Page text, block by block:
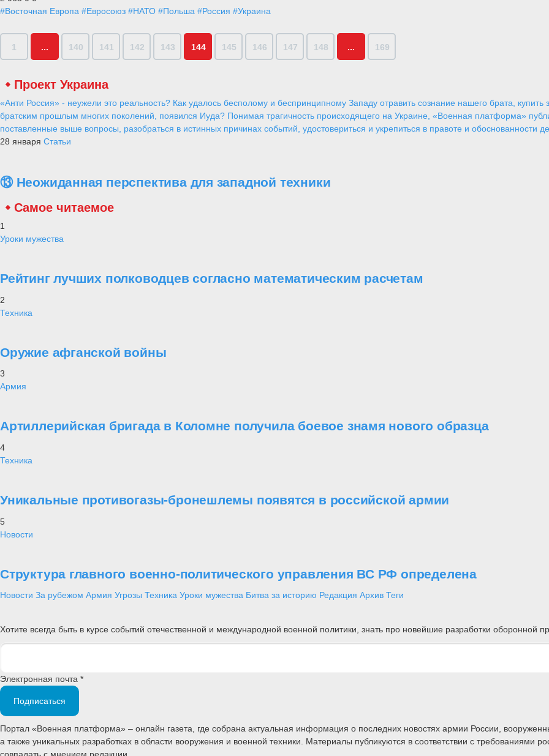
#Восточная Европа #Евросоюз #НАТО #Польша #Россия #Украина
1 ... 140 141 142 143 144 145 146 147 148 ... 169
Проект Украина
«Анти Россия» - неужели это реальность? Как удалось бесполому и беспринципному Западу отравить сознание нашего брата,
братским прошлым многих поколений, появился Иуда? Понимая трагичность происходящего на Украине, «Военная платформа»
поставленные выше вопросы, разобраться в истинных причинах событий, удостовериться и укрепиться в правоте и обоснованности
28 января Статьи
⑬ Неожиданная перспектива для западной техники
Самое читаемое
1
Уроки мужества
Рейтинг лучших полководцев согласно математическим расчетам
2
Техника
Оружие афганской войны
3
Армия
Артиллерийская бригада в Коломне получила боевое знамя нового образца
4
Техника
Уникальные противогазы-бронешлемы появятся в российской армии
5
Новости
Структура главного военно-политического управления ВС РФ определена
Новости За рубежом Армия Угрозы Техника Уроки мужества Битва за историю Редакция Архив Теги
Хотите всегда быть в курсе событий отечественной и международной военной политики, знать про новейшие разработки
Электронная почта *
Подписаться
Портал «Военная платформа» – онлайн газета, где собрана актуальная информация о последних новостях армии России,
а также уникальных разработках в области вооружения и военной техники. Материалы публикуются в соответствии с требованиями
совпадать с мнением редакции.